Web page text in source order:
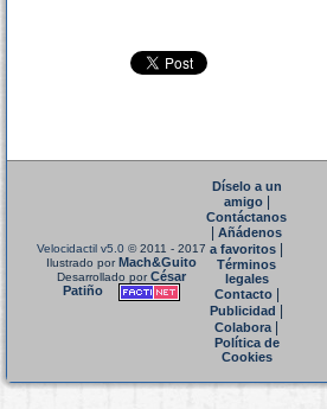
Velocidactil v5.0 © 2011 - 2017
Ilustrado porMach&Guito
Desarrollado porCésar
Patiño
Díselo a un
amigo|
Contáctanos
Añádenos
a favoritos
Términos
legales
Contacto|
Publicidad
Colabora|
Política de
Cookies